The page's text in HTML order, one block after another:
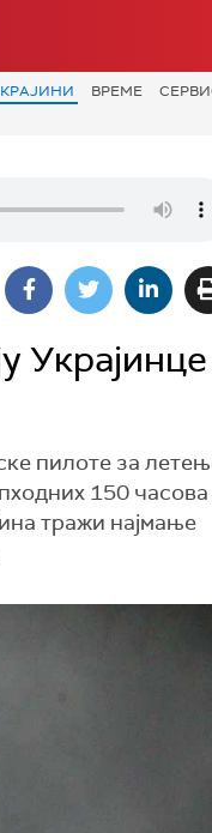
ВРЕМЕ
Украјинце
пилоте за
150 часова
тражи најмање